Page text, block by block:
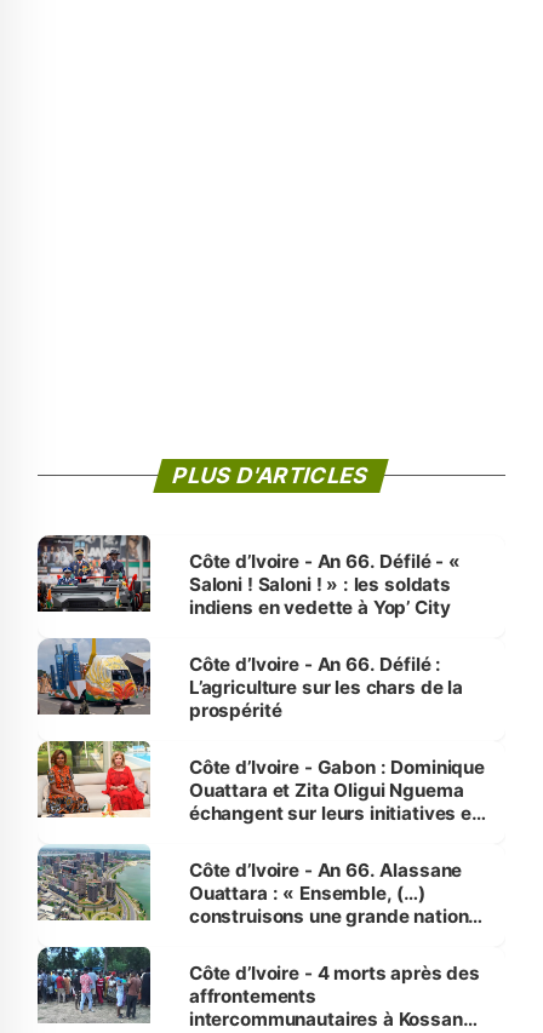
PLUS D'ARTICLES
Côte d’Ivoire - An 66. Défilé - «
Saloni ! Saloni ! » : les soldats
indiens en vedette à Yop’ City
Côte d’Ivoire - An 66. Défilé :
L’agriculture sur les chars de la
prospérité
Côte d’Ivoire - Gabon : Dominique
Ouattara et Zita Oligui Nguema
échangent sur leurs initiatives en
enfants
Côte d’Ivoire - An 66. Alassane
Ouattara : « Ensemble, (…)
construisons une grande nation
générations futures »
Côte d’Ivoire - 4 morts après des
affrontements
intercommunautaires à Kossandji